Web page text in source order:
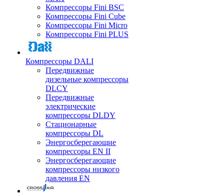
Компрессоры Fini BSC
Компрессоры Fini Cube
Компрессоры Fini Micro
Компрессоры Fini PLUS
Компрессоры DALI
Передвижные
дизельные компрессоры
DLCY
Передвижные
электрические
компрессоры DLDY
Стационарные
компрессоры DL
Энергосберегающие
компрессоры EN II
Энергосберегающие
компрессоры низкого
давления EN